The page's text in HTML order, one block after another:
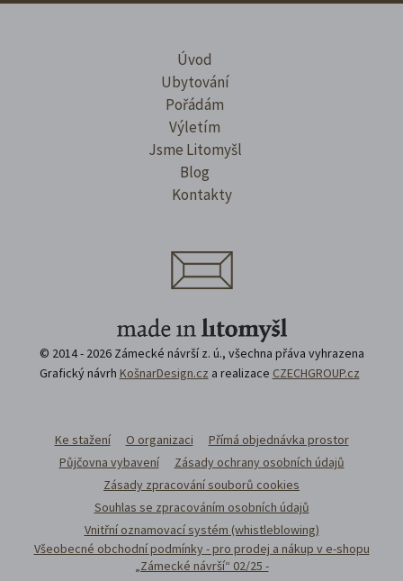
Úvod
Ubytování
Pořádám
Výletím
Jsme Litomyšl
Blog
Kontakty
© 2014 - 2026 Zámecké návrší z. ú., všechna přáva vyhrazena
Grafický návrh KošnarDesign.cz a realizace CZECHGROUP.cz
Ke stažení O organizaci
Přímá objednávka prostor
Půjčovna vybavení
Zásady ochrany osobních údajů
Zásady zpracování souborů cookies
Souhlas se zpracováním osobních údajů
Vnitřní oznamovací systém (whistleblowing)
Všeobecné obchodní podmínky - pro prodej a nákup v e-shopu
„Zámecké návrší“ 02/25 -